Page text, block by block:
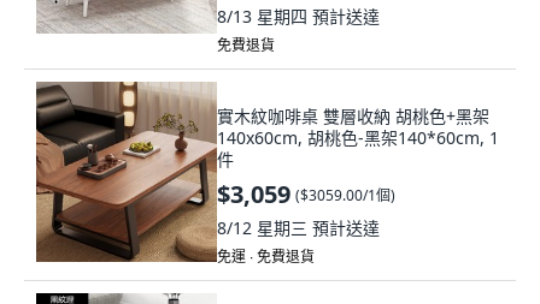
8/13 星期四 預計送達
免費退貨
實木紋咖啡桌 雙層收納 胡桃色+黑架
140x60cm, 胡桃色-黑架140*60cm, 1
件
$3,059 ($3059.00/1個)
8/12 星期三 預計送達
免運 ∙ 免費退貨